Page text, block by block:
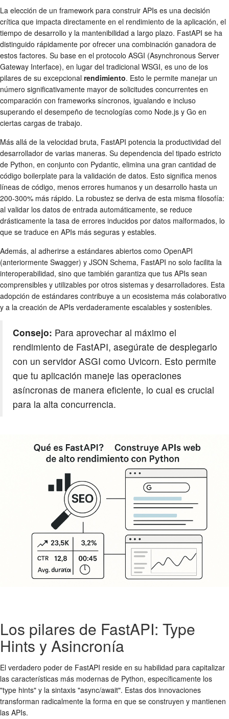
La elección de un framework para construir APIs es una decisión
crítica que impacta directamente en el rendimiento de la aplicación, el
tiempo de desarrollo y la mantenibilidad a largo plazo. FastAPI se ha
distinguido rápidamente por ofrecer una combinación ganadora de
estos factores. Su base en el protocolo ASGI (Asynchronous Server
Gateway Interface), en lugar del tradicional WSGI, es uno de los
pilares de su excepcional rendimiento. Esto le permite manejar un
número significativamente mayor de solicitudes concurrentes en
comparación con frameworks síncronos, igualando e incluso
superando el desempeño de tecnologías como Node.js y Go en
ciertas cargas de trabajo.
Más allá de la velocidad bruta, FastAPI potencia la productividad del
desarrollador de varias maneras. Su dependencia del tipado estricto
de Python, en conjunto con Pydantic, elimina una gran cantidad de
código boilerplate para la validación de datos. Esto significa menos
líneas de código, menos errores humanos y un desarrollo hasta un
200-300% más rápido. La robustez se deriva de esta misma filosofía:
al validar los datos de entrada automáticamente, se reduce
drásticamente la tasa de errores inducidos por datos malformados, lo
que se traduce en APIs más seguras y estables.
Además, al adherirse a estándares abiertos como OpenAPI
(anteriormente Swagger) y JSON Schema, FastAPI no solo facilita la
interoperabilidad, sino que también garantiza que tus APIs sean
comprensibles y utilizables por otros sistemas y desarrolladores. Esta
adopción de estándares contribuye a un ecosistema más colaborativo
y a la creación de APIs verdaderamente escalables y sostenibles.
Consejo: Para aprovechar al máximo el
rendimiento de FastAPI, asegúrate de desplegarlo
con un servidor ASGI como Uvicorn. Esto permite
que tu aplicación maneje las operaciones
asíncronas de manera eficiente, lo cual es crucial
para la alta concurrencia.
Los pilares de FastAPI: Type
Hints y Asincronía
El verdadero poder de FastAPI reside en su habilidad para capitalizar
las características más modernas de Python, específicamente los
"type hints" y la sintaxis "async/await". Estas dos innovaciones
transforman radicalmente la forma en que se construyen y mantienen
las APIs.